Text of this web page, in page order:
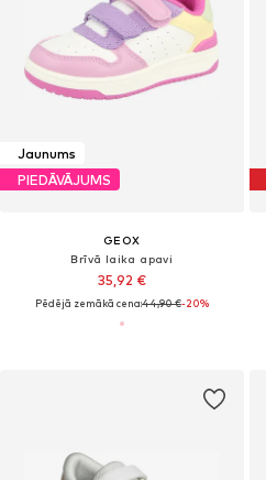
Jaunums
PIEDĀVĀJUMS
GEOX
Brīvā laika apavi
35,92 €
Pēdējā zemākā cena:44,90 €-20%